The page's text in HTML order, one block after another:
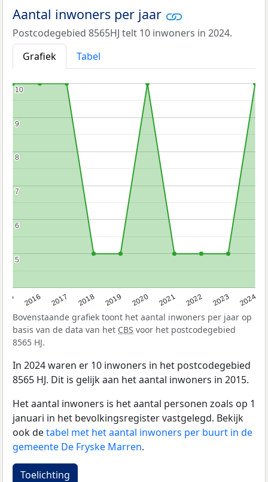
Aantal inwoners per jaar
Postcodegebied 8565HJ telt 10 inwoners in 2024.
Grafiek
Tabel
2016 2017 2018 2019 2020 2021 2022 2023 2024
5
5
6
6
7
7
8
8
9
9
10
10
Bovenstaande grafiek toont het aantal inwoners per jaar op
basis van de data van het CBS voor het postcodegebied
8565 HJ.
In 2024 waren er 10 inwoners in het postcodegebied
8565 HJ. Dit is gelijk aan het aantal inwoners in 2015.
Het aantal inwoners is het aantal personen zoals op 1
januari in het bevolkingsregister vastgelegd. Bekijk
ook detabel met het aantal inwoners per buurt in de
gemeente De Fryske Marren.
Toelichting